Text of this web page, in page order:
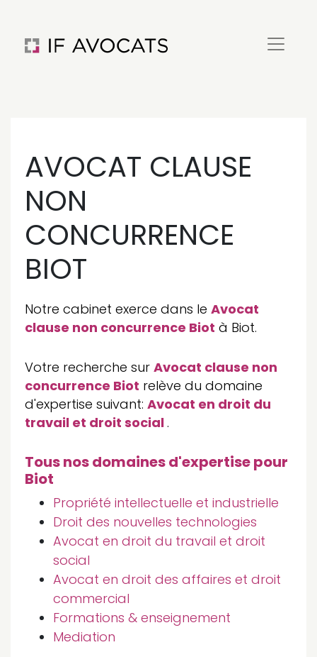
AVOCAT CLAUSE
NON
CONCURRENCE
BIOT
Notre cabinet exerce dans le Avocat
clause non concurrence Biot à Biot.
Votre recherche sur Avocat clause non
concurrence Biot relève du domaine
d'expertise suivant: Avocat en droit du
travail et droit social.
Tous nos domaines d'expertise pour
Biot
Propriété intellectuelle et industrielle
Droit des nouvelles technologies
Avocat en droit du travail et droit
social
Avocat en droit des affaires et droit
commercial
Formations & enseignement
Mediation